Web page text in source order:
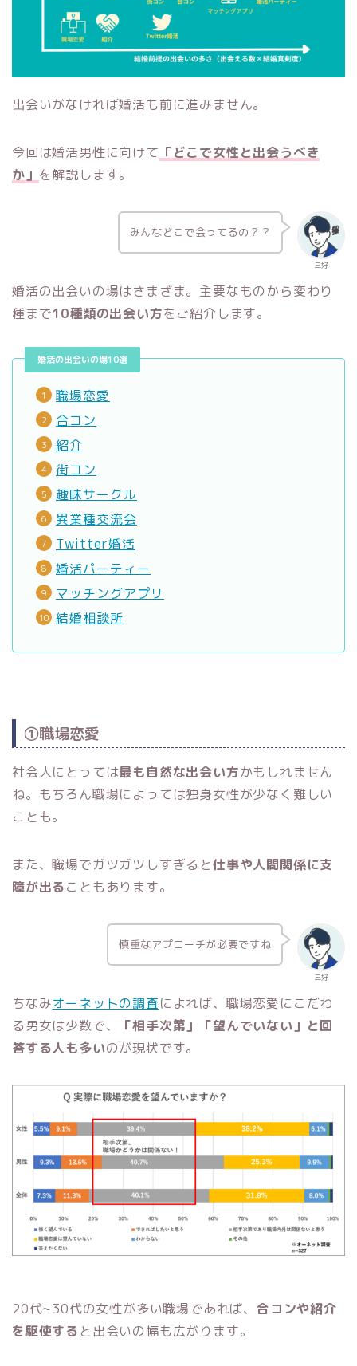
出会いがなければ婚活も前に進みません。
今回は婚活男性に向けて 「どこで女性と出会うべき
か」 を解説します。
三好
みんなどこで会ってるの？？
婚活の出会いの場はさまざま。主要なものから変わり
種まで10種類の出会い方をご紹介します。
婚活の出会いの場10選
職場恋愛
合コン
紹介
街コン
趣味サークル
異業種交流会
Twitter婚活
婚活パーティー
マッチングアプリ
結婚相談所
①職場恋愛
社会人にとっては最も自然な出会い方かもしれません
ね。もちろん職場によっては独身女性が少なく難しい
ことも。
また、職場でガツガツしすぎると仕事や人間関係に支
障が出ることもあります。
三好
慎重なアプローチが必要ですね
ちなみオーネットの調査によれば、職場恋愛にこだわ
る男女は少数で、
「相手次第」「望んでいない」と回
答する人も多いのが現状です。
20代~30代の女性が多い職場であれば、合コンや紹介
を駆使する と出会いの幅も広がります。